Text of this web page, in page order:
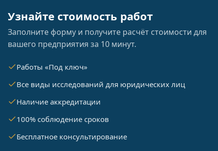
Узнайте стоимость работ
Заполните форму и получите расчёт стоимости для
вашего предприятия за 10 минут.
Работы «Под ключ»
Все виды исследований для юридических лиц
Наличие аккредитации
100% соблюдение сроков
Бесплатное консультирование